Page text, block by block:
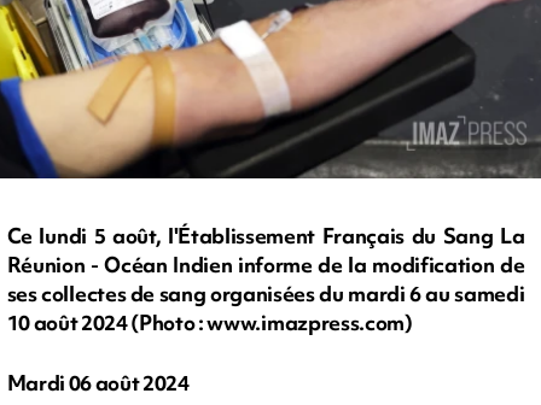
Ce lundi 5 août, l'Établissement Français du Sang La
Réunion - Océan Indien informe de la modification de
ses collectes de sang organisées du mardi 6 au samedi
10 août 2024 (Photo : www.imazpress.com)
Mardi 06 août 2024